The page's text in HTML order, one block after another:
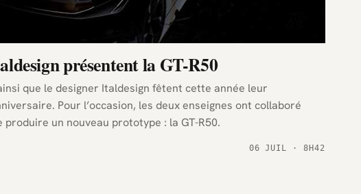
présentent la GT-R50
que le designer Italdesign fêtent cette année leur
Pour l’occasion, les deux enseignes ont collaboré
produire un nouveau prototype : la GT-R50.
06 JUIL · 8H42